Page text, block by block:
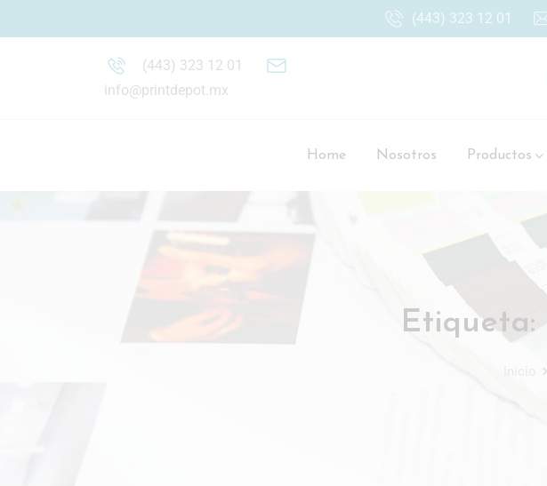
(443) 323 12 01
(443) 323 12 01
info@printdepot.mx
Home Nosotros Productos
Etiqueta: